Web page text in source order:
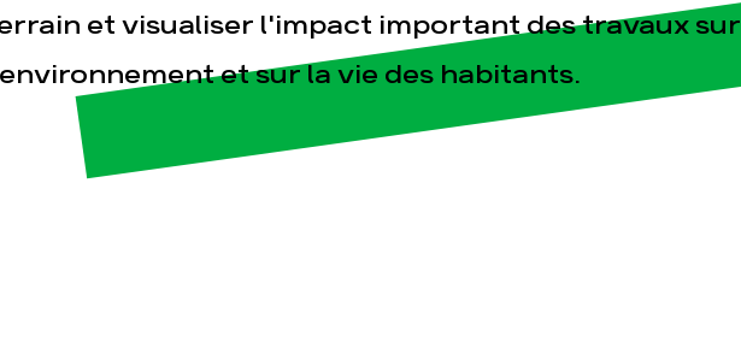
et visualiser l'impact important des travaux sur
et sur la vie des habitants.